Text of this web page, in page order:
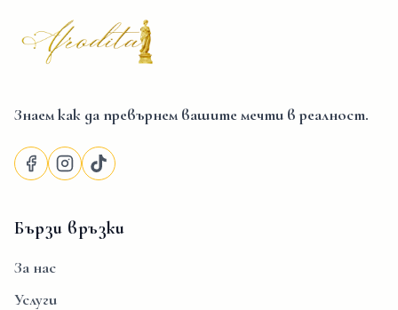
Afrodita Events Hall
Знаем как да превърнем вашите мечти в реалност.
Бързи връзки
За нас
Услуги